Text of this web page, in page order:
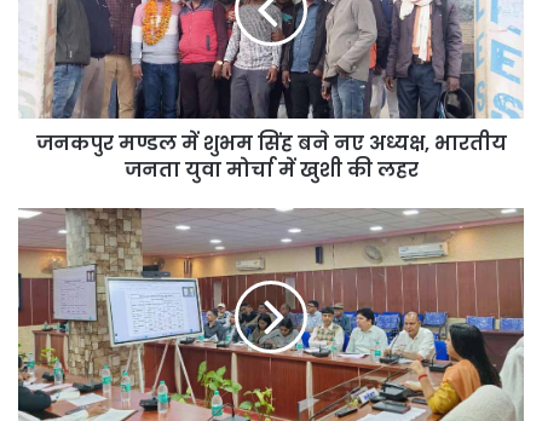
नए
अध्यक्ष,
भारतीय
जनता
में
खुशी
लहर
जनकपुर मण्डल में शुभम सिंह बने नए अध्यक्ष, भारतीय
जनता युवा मोर्चा में खुशी की लहर
फार्मर
आईडी
और
प्राकृतिक
खेती
पर
दिया
जाए